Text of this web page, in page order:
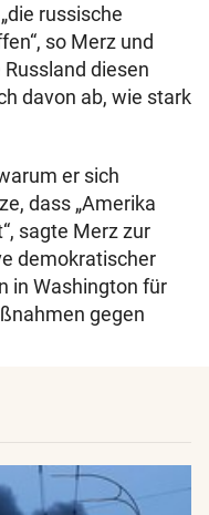
russische
so Merz und
diesen
davon ab, wie stark
er sich
dass „Amerika
sagte Merz zur
demokratischer
in Washington für
gegen